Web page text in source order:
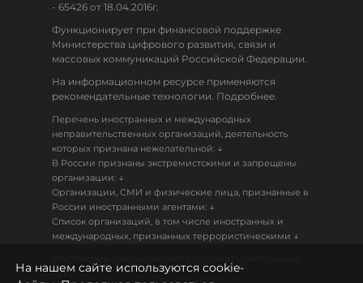
- 65426 от 18.04.2016г.
Функционирует при финансовой поддержке
Министерства цифрового развития, связи и
массовых коммуникаций Российской Федерации.
На информационном ресурсе применяются
рекомендательные технологии. Подробнее.
Перечень иностранных и международных
неправительственных организаций, деятельность
которых признана нежелательной: ↓
В России признаны экстремистскими и запрещены
организации: ↓
Организации, СМИ и физические лица, признанные в
России иностранными агентами: ↓
Список организаций, в том числе иностранных и
международных, признанных террористическими ↓
18+
На нашем сайте используются cookie-